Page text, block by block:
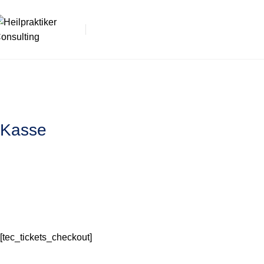
Kasse
[tec_tickets_checkout]